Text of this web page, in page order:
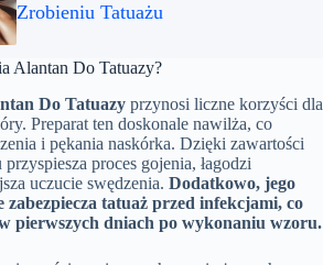
Zrobieniu Tatuażu
Alantan Do Tatuazy?
Do Tatuazy przynosi liczne korzyści dla
Preparat ten doskonale nawilża, co
i pękania naskórka. Dzięki zawartości
proces gojenia, łagodzi
uczucie swędzenia. Dodatkowo, jego
zabezpiecza tatuaż przed infekcjami, co
pierwszych dniach po wykonaniu wzoru.